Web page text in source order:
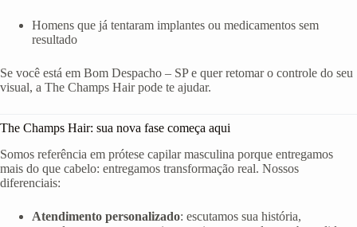
Homens que já tentaram implantes ou medicamentos sem
resultado
Se você está em Bom Despacho – SP e quer retomar o controle do seu
visual, a The Champs Hair pode te ajudar.
The Champs Hair: sua nova fase começa aqui
Somos referência em prótese capilar masculina porque entregamos
mais do que cabelo: entregamos transformação real. Nossos
diferenciais:
Atendimento personalizado: escutamos sua história,